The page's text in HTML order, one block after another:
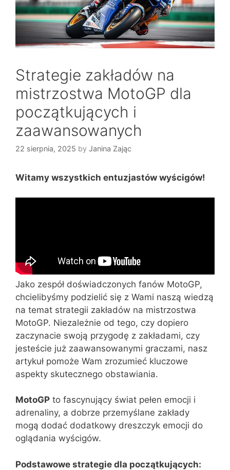
Strategie zakładów na
mistrzostwa MotoGP dla
początkujących i
zaawansowanych
22 sierpnia, 2025 by Janina Zając
Witamy wszystkich entuzjastów wyścigów!
Jako zespół doświadczonych fanów MotoGP,
chcielibyśmy podzielić się z Wami naszą wiedzą
na temat strategii zakładów na mistrzostwa
MotoGP. Niezależnie od tego, czy dopiero
zaczynacie swoją przygodę z zakładami, czy
jesteście już zaawansowanymi graczami, nasz
artykuł pomoże Wam zrozumieć kluczowe
aspekty skutecznego obstawiania.
MotoGP to fascynujący świat pełen emocji i
adrenaliny, a dobrze przemyślane zakłady
mogą dodać dodatkowy dreszczyk emocji do
oglądania wyścigów.
Podstawowe strategie dla początkujących: